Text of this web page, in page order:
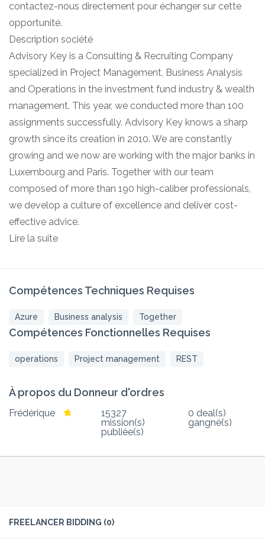
contactez-nous directement pour échanger sur cette
opportunité.
Description société
Advisory Key is a Consulting & Recruiting Company
specialized in Project Management, Business Analysis
and Operations in the investment fund industry & wealth
management. This year, we conducted more than 100
assignments successfully. Advisory Key knows a sharp
growth since its creation in 2010. We are constantly
growing and we now are working with the major banks in
Luxembourg and Paris. Together with our team
composed of more than 190 high-caliber professionals,
we develop a culture of excellence and deliver cost-
effective advice.
Lire la suite
Compétences Techniques Requises
Azure Business analysis Together
Compétences Fonctionnelles Requises
operations Project management REST
À propos du Donneur d'ordres
Frédérique
15327
mission(s)
publiée(s)
0 deal(s)
gangné(s)
FREELANCER BIDDING (0)